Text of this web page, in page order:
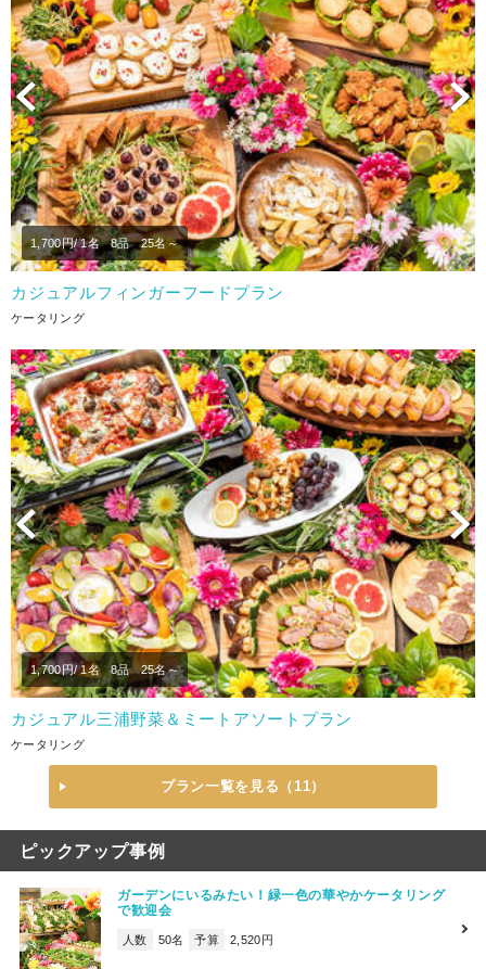
Previous
1,700円/ 1名 8品 25名～
カジュアルフィンガーフードプラン
ケータリング
Previous
1,700 円/ 1名 8品 25名～
カジュアル三浦野菜＆ミートアソートプラン
ケータリング
プラン一覧を見る（11）
ピックアップ事例
ガーデンにいるみたい！緑一色の華やかケータリング
で歓迎会
人数 50名 予算 2,520円